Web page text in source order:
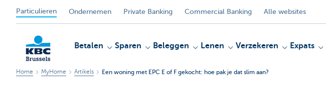
Particulieren Ondernemen Private Banking Commercial Banking Alle websites
Betalen Sparen Beleggen Lenen Verzekeren Expats
Home MyHome Artikels Een woning met EPC E of F gekocht: hoe pak je dat slim aan?